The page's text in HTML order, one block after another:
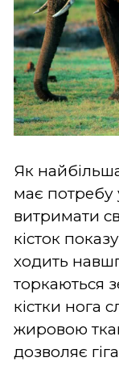
Як
має потребу
витримати
кісток
ходить
торкаються
кістки нога
жировою
дозволяє